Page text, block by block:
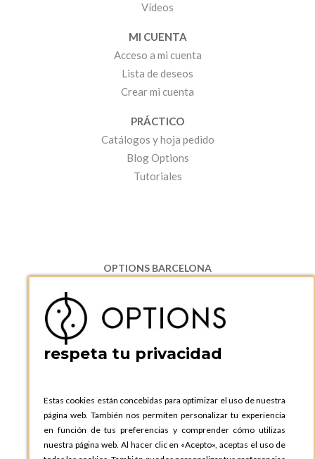
Vídeos
MI CUENTA
Acceso a mi cuenta
Lista de deseos
Crear mi cuenta
PRÁCTICO
Catálogos y hoja pedido
Blog Options
Tutoriales
OPTIONS BARCELONA
08130 Santa Perpetua de Moguda, Barcelona
ESPAñA
Teléfono:
+34 935 724 041
OPTIONS BARCELONA SHOWROOM
ESPAñA
Teléfono:+34 935 724 041
OPTIONS MADRID
respeta tu privacidad
Estas cookies están concebidas para optimizar el uso de nuestra
página web. También nos permiten personalizar tu experiencia
en función de tus preferencias y comprender cómo utilizas
nuestra página web. Al hacer clic en «Acepto», aceptas el uso de